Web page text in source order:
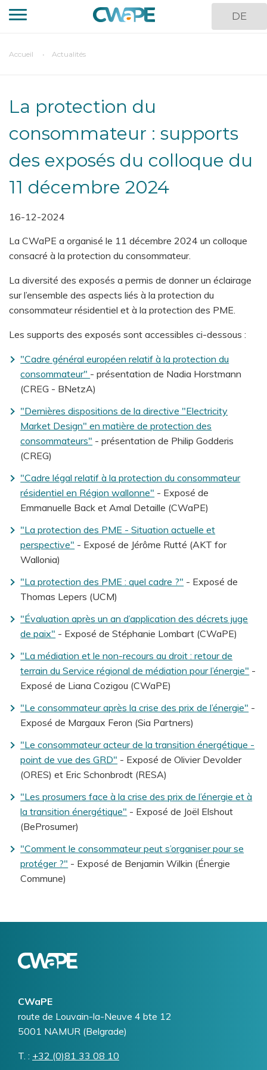
Aller
au
principal
DE
You
Accueil Actualités
La protection du
consommateur : supports
des exposés du colloque du
11 décembre 2024
16-12-2024
La CWaPE a organisé le 11 décembre 2024 un colloque
consacré à la protection du consommateur.
La diversité des exposés a permis de donner un éclairage
sur l’ensemble des aspects liés à la protection du
consommateur résidentiel et à la protection des PME.
Les supports des exposés sont accessibles ci-dessous :
"Cadre général européen relatif à la protection du
consommateur" - présentation de Nadia Horstmann
(CREG - BNetzA)
"Dernières dispositions de la directive "Electricity
Market Design" en matière de protection des
consommateurs" - présentation de Philip Godderis
(CREG)
"Cadre légal relatif à la protection du consommateur
résidentiel en Région wallonne" - Exposé de
Emmanuelle Back et Amal Detaille (CWaPE)
"La protection des PME - Situation actuelle et
perspective" - Exposé de Jérôme Rutté (AKT for
Wallonia)
"La protection des PME : quel cadre ?" - Exposé de
Thomas Lepers (UCM)
"Évaluation après un an d’application des décrets juge
de paix" - Exposé de Stéphanie Lombart (CWaPE)
"La médiation et le non-recours au droit : retour de
terrain du Service régional de médiation pour l’énergie" -
Exposé de Liana Cozigou (CWaPE)
"Le consommateur après la crise des prix de l’énergie" -
Exposé de Margaux Feron (Sia Partners)
"Le consommateur acteur de la transition énergétique -
point de vue des GRD" - Exposé de Olivier Devolder
(ORES) et Eric Schonbrodt (RESA)
"Les prosumers face à la crise des prix de l’énergie et à
la transition énergétique" - Exposé de Joël Elshout
(BeProsumer)
"Comment le consommateur peut s’organiser pour se
protéger ?" - Exposé de Benjamin Wilkin (Énergie
Commune)
CWaPE
Addresse
route de Louvain-la-Neuve 4 bte 12
5001 NAMUR (Belgrade)
T. Téléphone
+32 (0)81 33 08 10